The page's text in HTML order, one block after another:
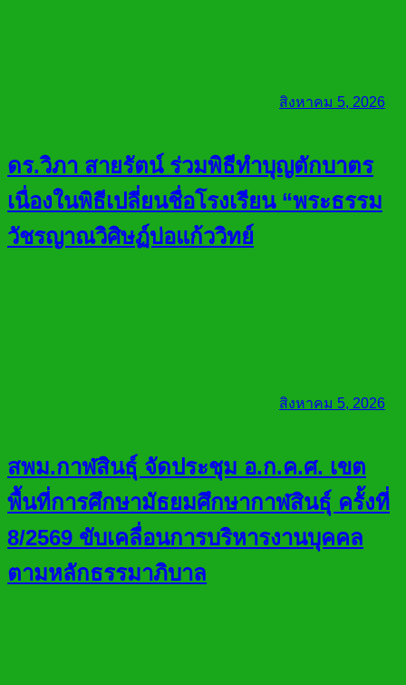
สิงหาคม 5, 2026
ดร.วิภา สายรัตน์ ร่วมพิธีทำบุญตักบาตร
เนื่องในพิธีเปลี่ยนชื่อโรงเรียน “พระธรรม
วัชรญาณวิศิษฏ์บ่อแก้ววิทย์
สิงหาคม 5, 2026
สพม.กาฬสินธุ์ จัดประชุม อ.ก.ค.ศ. เขต
พื้นที่การศึกษามัธยมศึกษากาฬสินธุ์ ครั้งที่
8/2569 ขับเคลื่อนการบริหารงานบุคคล
ตามหลักธรรมาภิบาล